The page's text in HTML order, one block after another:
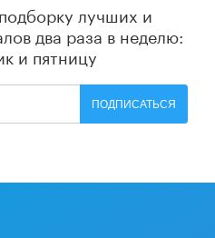
лучших и
два раза в неделю:
и пятницу
ПОДПИСАТЬСЯ